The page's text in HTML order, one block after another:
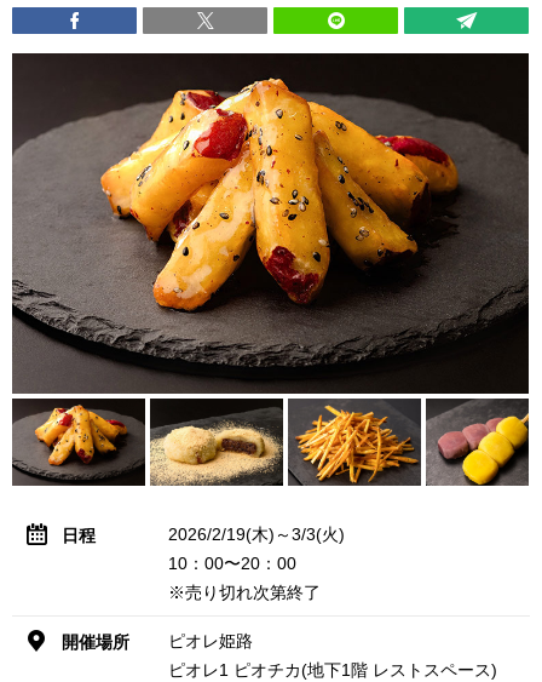
日程
2026/2/19(木)～3/3(火)
10：00〜20：00
※売り切れ次第終了
開催場所
ピオレ姫路
ピオレ1 ピオチカ(地下1階 レストスペース)